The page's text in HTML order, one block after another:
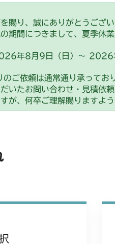
賜り、誠にありがとうござい
期間につきまして、夏季休
年8月9日（日）～ 2026
のご依頼は通常通り承って
いたお問い合わせ・見積
が、何卒ご理解賜りますよう